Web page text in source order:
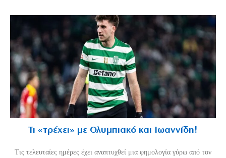
Τι «τρέχει» με Ολυμπιακό και Ιωαννίδη!
Τις τελευταίες ημέρες έχει αναπτυχθεί μια φημολογία γύρω από τον